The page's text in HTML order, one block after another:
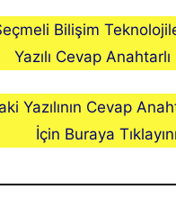
Bilişim
Yazılı Cevap
Yazılının Cevap
İçin Buraya